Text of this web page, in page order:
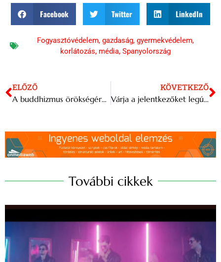
Facebook Twitter LinkedIn
Fogyasztóvédelem, gazdaság, gyermekvédelem,
korlátozás, média, Spanyolország
ELŐZŐ
A buddhizmus örökségéről rendeznek konferenciát Budapesten
KÖVETKEZŐ
Várja a jelentkezőket legújabb projektjéhez az Erkel Színház
További cikkek